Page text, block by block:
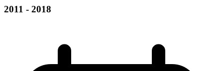
2011 - 2018